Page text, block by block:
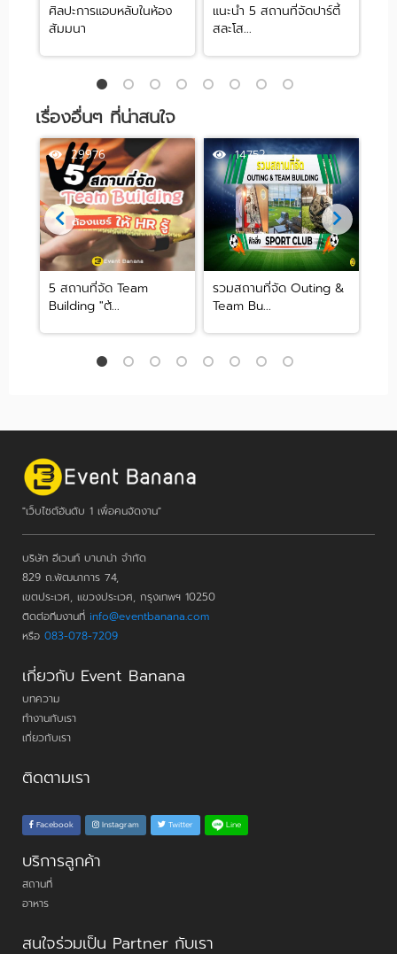
ศิลปะการแอบหลับในห้อง
สัมมนา
แนะนำ 5 สถานที่จัดปาร์ตี้
สละโส...
เรื่องอื่นๆ ที่น่าสนใจ
29976
5 สถานที่จัด Team
Building "ต้...
14752
รวมสถานที่จัด Outing &
Team Bu...
"เว็บไซต์อันดับ 1 เพื่อคนจัดงาน"
บริษัท อีเวนท์ บานาน่า จำกัด
829 ถ.พัฒนาการ 74,
เขตประเวศ, แขวงประเวศ, กรุงเทพฯ 10250
ติดต่อทีมงานที่ info@eventbanana.com
หรือ 083-078-7209
เกี่ยวกับ Event Banana
บทความ
ทำงานกับเรา
เกี่ยวกับเรา
ติดตามเรา
Facebook Instagram Twitter Line
บริการลูกค้า
สถานที่
อาหาร
สนใจร่วมเป็น Partner กับเรา